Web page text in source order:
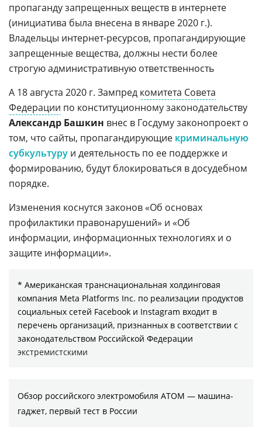
пропаганду запрещенных веществ в интернете
(инициатива была внесена в январе 2020 г.).
Владельцы интернет-ресурсов, пропагандирующие
запрещенные вещества, должны нести более
строгую административную ответственность
А 18 августа 2020 г. Зампред комитета Совета
Федерации по конституционному законодательству
Александр Башкин внес в Госдуму законопроект о
том, что сайты, пропагандирующие криминальную
субкультуру и деятельность по ее поддержке и
формированию, будут блокироваться в досудебном
порядке.
Изменения коснутся законов «Об основах
профилактики правонарушений» и «Об
информации, информационных технологиях и о
защите информации».
* Американская транснациональная холдинговая
компания Meta Platforms Inc. по реализации продуктов
социальных сетей Facebook и Instagram входит в
перечень организаций, признанных в соответствии с
законодательством Российской Федерации
экстремистскими
Обзор российского электромобиля АТОМ — машина-
гаджет, первый тест в России